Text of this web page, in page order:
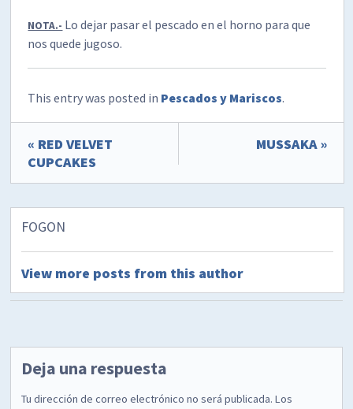
NOTA.- Lo dejar pasar el pescado en el horno para que
nos quede jugoso.
This entry was posted in Pescados y Mariscos.
« RED VELVET
CUPCAKES
MUSSAKA »
FOGON
View more posts from this author
Deja una respuesta
Tu dirección de correo electrónico no será publicada. Los